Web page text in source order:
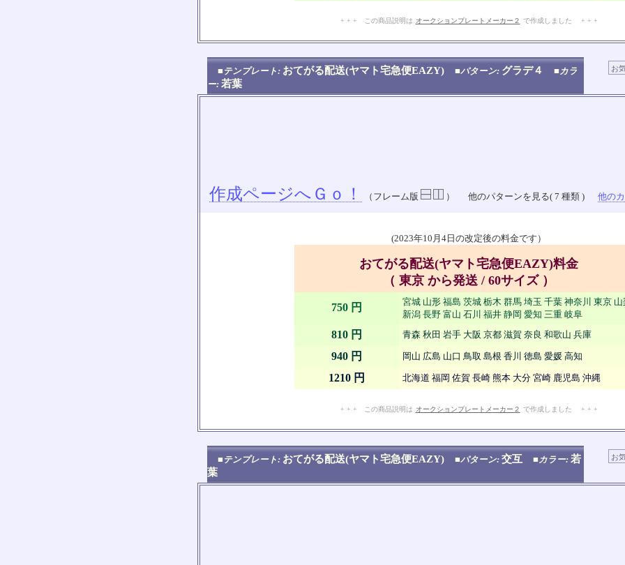
+ + + この商品説明は オークションプレートメーカー２ で作成しました + + +
■テンプレート: おてがる配送(ヤマト宅急便EAZY) ■パターン: グラデ４ ■カラ
ー: 若葉
作成ページへＧｏ！ （フレーム版 ） 他のパターンを見る( 7 種類 ) 他の
(2023年10月4日の改定後の料金です）
おてがる配送(ヤマト宅急便EAZY)料金
（ 東京 から発送 / 60サイズ ）
750 円
宮城 山形 福島 茨城 栃木 群馬 埼玉 千葉 神奈川 東京 山
新潟 長野 富山 石川 福井 静岡 愛知 三重 岐阜
810 円 青森 秋田 岩手 大阪 京都 滋賀 奈良 和歌山 兵庫
940 円 岡山 広島 山口 鳥取 島根 香川 徳島 愛媛 高知
1210 円 北海道 福岡 佐賀 長崎 熊本 大分 宮崎 鹿児島 沖縄
+ + + この商品説明は オークションプレートメーカー２ で作成しました + + +
■テンプレート: おてがる配送(ヤマト宅急便EAZY) ■パターン: 交互 ■カラー: 若
葉